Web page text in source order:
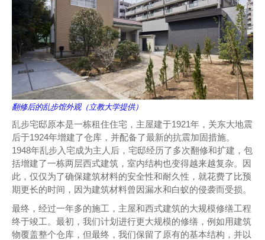
翻修后的乱步馆外观（立教大学提供）
乱步宅邸原本是一栋租住住宅，主屋建于1921年，关东大地震
后于1924年增建了仓库，并配备了最新的抗震加固措施。
1948年乱步入宅成为主人后，宅邸经历了多次翻修和扩建，包
括增建了一栋两层西式建筑，室内结构也变得越来越复杂。因
此，仅仅为了确保建筑材料的安全性和耐久性，就花费了比预
期更长的时间，因为建筑材料曾因漏水和白蚁的侵袭而受损。
最终，经过一年多的施工，主屋和西式建筑的大规模修缮工程
终于竣工。最初，我们计划进行更大规模的修缮，例如用建筑
物覆盖整个仓库，但最终，我们保留了原有的基本结构，并以